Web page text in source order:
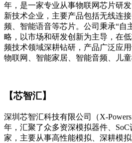
年，是一家专业从事物联网芯片研
新技术企业，主要产品包括无线连
频、智能语音等芯片。公司秉承“自
略，以市场和研发创新为主导，在
频技术领域深耕钻研，产品广泛应
物联网、智能家居、智能音频、儿童
【芯智汇】
深圳芯智汇科技有限公司（X-
年，汇聚了众多资深模拟器件、
家，主要从事高性能模拟、深耕模